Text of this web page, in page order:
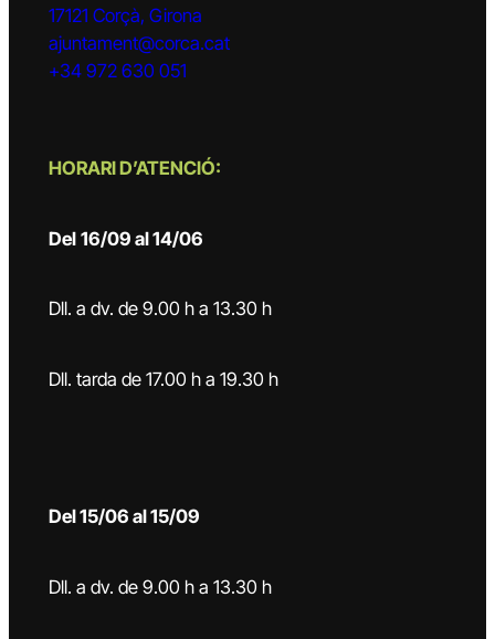
17121 Corçà, Girona
ajuntament@corca.cat
+34 972 630 051
HORARI D’ATENCIÓ:
Del 16/09 al 14/06
Dll. a dv. de 9.00 h a 13.30 h
Dll. tarda de 17.00 h a 19.30 h
Del 15/06 al 15/09
Dll. a dv. de 9.00 h a 13.30 h